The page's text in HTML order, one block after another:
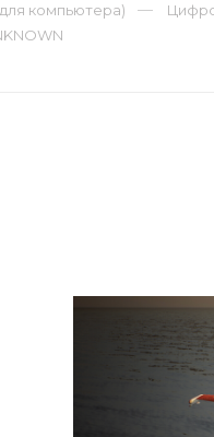
компьютера)